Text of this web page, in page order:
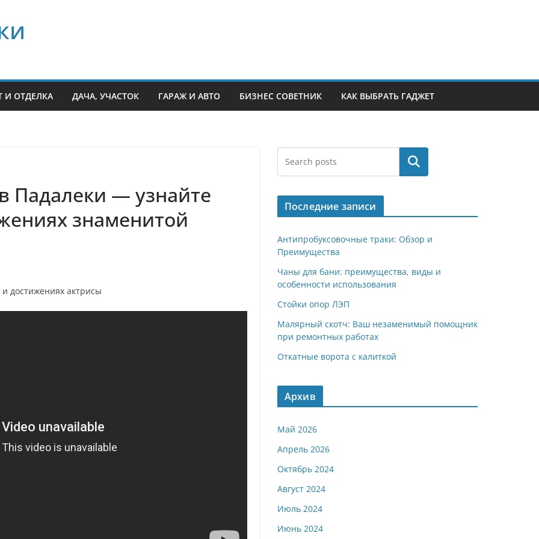
И ОТДЕЛКА ДАЧА, УЧАСТОК ГАРАЖ И АВТО БИЗНЕС СОВЕТНИК КАК ВЫБРАТЬ ГАДЖЕТ
Падалеки — узнайте
знаменитой
Поиск
Последние записи
Антипробуксовочные траки: Обзор и
Преимущества
Чаны для бани: преимущества, виды и
особенности использования
Стойки опор ЛЭП
Малярный скотч: Ваш незаменимый помощник
при ремонтных работах
Откатные ворота с калиткой
Архив
Май 2026
Апрель 2026
Октябрь 2024
Август 2024
Июль 2024
Июнь 2024